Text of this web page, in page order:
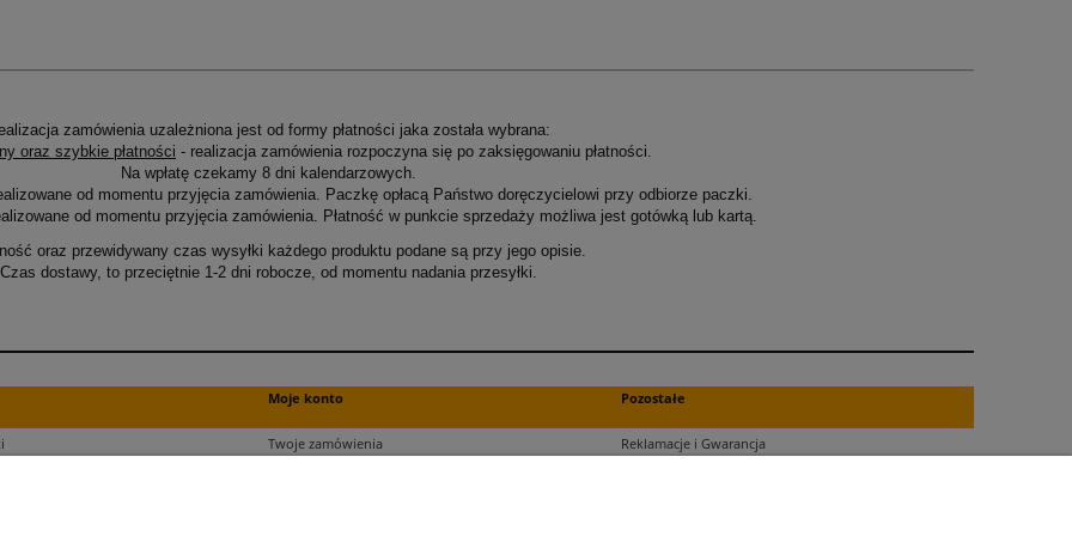
zamówienia uzależniona jest od formy płatności jaka została wybrana:
oraz szybkie płatności - realizacja zamówienia rozpoczyna się po zaksięgowaniu płatności.
Na wpłatę czekamy 8 dni kalendarzowych.
od momentu przyjęcia zamówienia. Paczkę opłacą Państwo doręczycielowi przy odbiorze paczki.
od momentu przyjęcia zamówienia. Płatność w punkcie sprzedaży możliwa jest gotówką lub kartą.
oraz przewidywany czas wysyłki każdego produktu podane są przy jego opisie.
Czas dostawy, to przeciętnie 1-2 dni robocze, od momentu nadania przesyłki.
Moje konto
Twoje zamówienia
Pozostałe
Reklamacje i Gwarancja